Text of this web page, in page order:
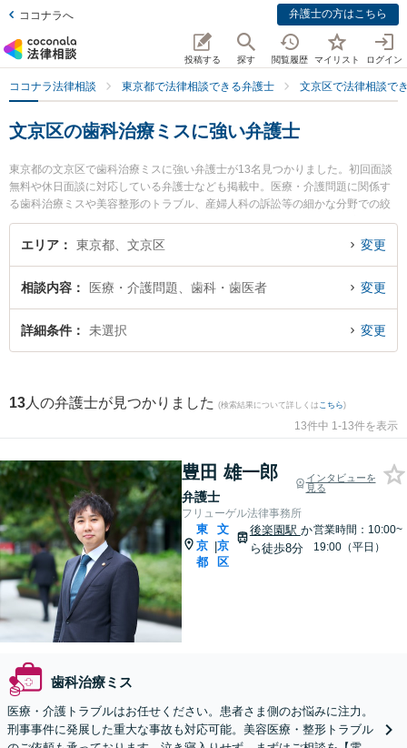
ココナラへ 弁護士の方はこちら
投稿する 探す 閲覧履歴 マイリスト ログイン
ココナラ法律相談 東京都で法律相談できる弁護士 文京区で法律相談で
文京区の歯科治療ミスに強い弁護士
東京都の文京区で歯科治療ミスに強い弁護士が13名見つかりました。初回面談
無料や休日面談に対応している弁護士なども掲載中。医療・介護問題に関係す
る歯科治療ミスや美容整形のトラブル、産婦人科の訴訟等の細かな分野での絞
り込み検索もでき便利です。特にフリューゲル法律事務所 の豊田 雄一郎弁護士
や壱岐坂下法律事務所の武井 英輔弁護士、フリューゲル法律事務所 の佐々木
相談したい』『歯科治療ミスのトラブル解決の実績豊富な近くの弁護士を検索
したい』『初回相談無料で歯科治療ミスを法律相談できる文京区内の弁護士に
相談予約したい』などでお困りの相談者さんにおすすめです。
エリア 東京都、文京区 変更
相談内容 医療・介護問題、歯科・歯医者 変更
詳細条件 未選択 変更
13 人の弁護士が見つかりました (検索結果について詳しくは こちら)
13件中 1-13件を表示
豊田 雄一郎
弁護士
インタビューを
見る
フリューゲル法律事務所
東
京
都
|
文
京
区
後楽園駅 か
ら徒歩8分
営業時間：10:00~
19:00（平日）
歯科治療ミス
医療・介護トラブルはお任せください。患者さま側のお悩みに注力。
刑事事件に発展した重大な事故も対応可能。美容医療・整形トラブル